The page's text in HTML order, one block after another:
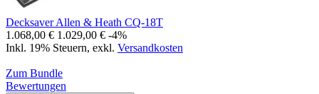
Decksaver Allen & Heath CQ-18T
1.068,00 € 1.029,00 € -4%
Inkl. 19% Steuern, exkl. Versandkosten
Zum Bundle
Bewertungen